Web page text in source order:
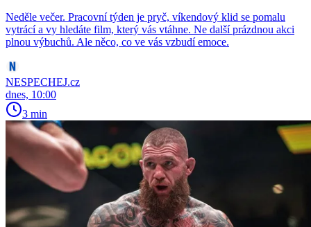
Neděle večer. Pracovní týden je pryč, víkendový klid se pomalu
vytrácí a vy hledáte film, který vás vtáhne. Ne další prázdnou akci
plnou výbuchů. Ale něco, co ve vás vzbudí emoce.
NESPECHEJ.cz
dnes, 10:00
3 min